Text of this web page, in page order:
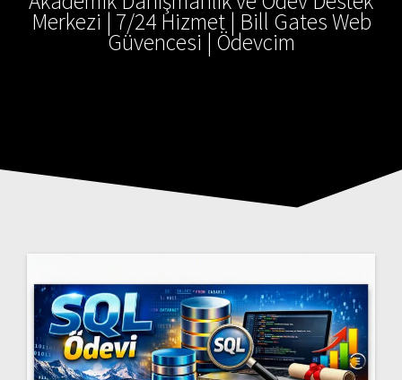
Merkezi | 7/24 Hizmet | Bill Gates Web
Güvencesi | Ödevcim